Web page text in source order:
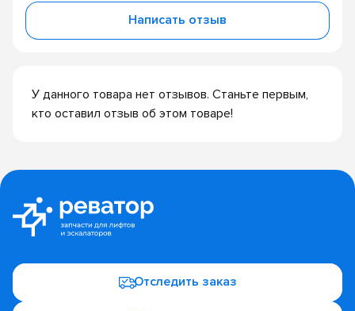
У данного товара нет отзывов. Станьте первым,
кто оставил отзыв об этом товаре!
Написать отзыв
Отследить заказ